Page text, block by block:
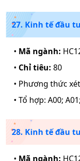
27. Kinh tế đầu
• Mã ngành:
• Chỉ tiêu: 80
• Phương thức
• Tổ hợp: A00;
28. Kinh tế đầu
• Mã ngành: